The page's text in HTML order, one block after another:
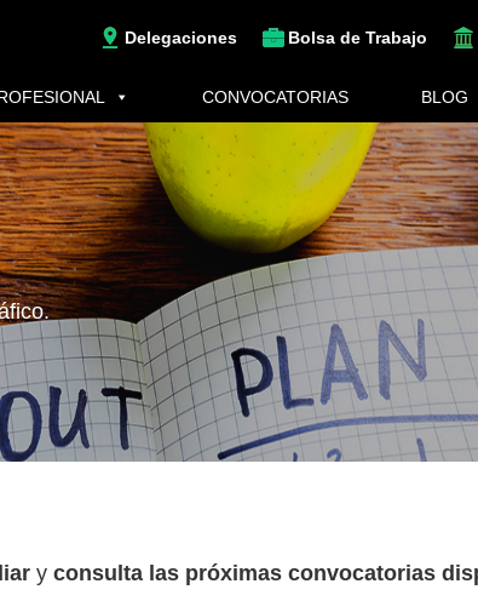
Delegaciones Bolsa de Trabajo
CONVOCATORIAS BLOG
y consulta las próximas convocatorias